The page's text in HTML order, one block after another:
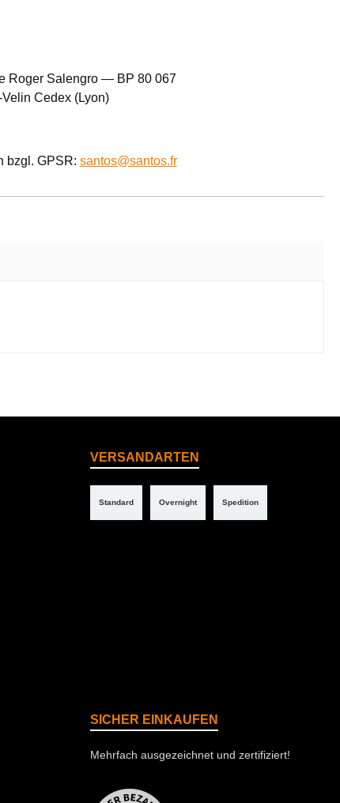
Roger Salengro — BP 80 067
Cedex (Lyon)
bzgl. GPSR: santos@santos.fr
VERSANDARTEN
Standard Overnight Spedition
SICHER EINKAUFEN
Mehrfach ausgezeichnet und zertifiziert!